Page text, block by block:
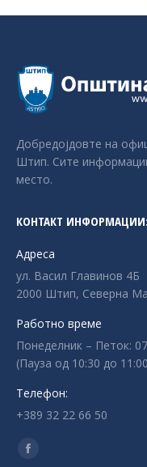
Добредојдовте на
Штип. Сите
место.
КОНТАКТ ИНФОРМАЦИИ:
Адреса
ул. Васил Главинов 4Б
2000 Штип, Северна
Работно време
Понеделник – Петок:
(Пауза од 10:30 до
Телефон:
+389 32 22 66 50
Find us on:
Facebook